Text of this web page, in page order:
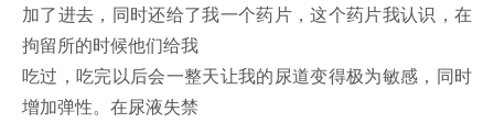
加了进去，同时还给了我一个药片，这个药片我认识，在
拘留所的时候他们给我
吃过，吃完以后会一整天让我的尿道变得极为敏感，同时
增加弹性。在尿液失禁